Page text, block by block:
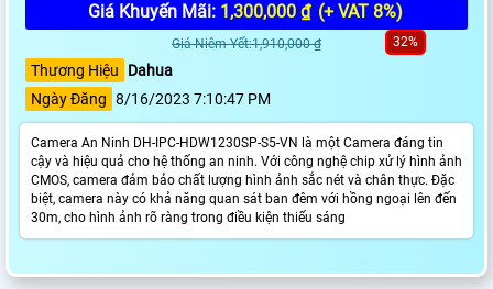
Giá Khuyến Mãi: 1,300,000 ₫ (+ VAT 8%)
Giá Niêm Yết:1,910,000 ₫ 32%
Thương Hiệu
Dahua
Ngày Đăng 8/16/2023 7:10:47 PM
Camera An Ninh DH-IPC-HDW1230SP-S5-VN là một Camera đáng tin
cậy và hiệu quả cho hệ thống an ninh. Với công nghệ chip xử lý hình ảnh
CMOS, camera đảm bảo chất lượng hình ảnh sắc nét và chân thực. Đặc
biệt, camera này có khả năng quan sát ban đêm với hồng ngoại lên đến
30m, cho hình ảnh rõ ràng trong điều kiện thiếu sáng